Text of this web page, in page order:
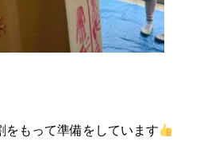
をもって準備をしています